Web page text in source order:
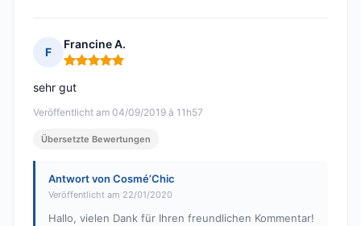
F
Francine A.
Hinweis: 5 von 5
Veröffentlicht am 04/09/2019 à 11h57
sehr gut
Übersetzte Bewertungen
Antwort von Cosmé’Chic
Veröffentlicht am 22/01/2020
Hallo, vielen Dank für Ihren freundlichen Kommentar!